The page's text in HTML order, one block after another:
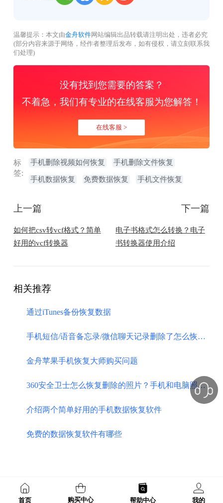
温馨提示：本文由金舟软件网站编辑出品转载请注明出处，违者必究
(部分内容来源于网络，经作者整理后发布，如有侵权，请立刻联系我
们处理)
没有找到您需要的答案？
不着急，我们有专业的在线客服为您解答！
在线客服 >
标
签:
手机删除视频如何恢复 手机删除文件恢复
手机数据恢复 免费数据恢复 手机文件恢复
上一篇
如何把csv转vcf格式？简单
好用的vcf转换器
下一篇
电子书格式怎么转换？电子
书转换器使用介绍
相关推荐
通过iTunes备份恢复数据
手机短信/语音备忘录/微信聊天记录删除了怎么恢复？全程图片指引无废话！
金舟苹果手机恢复大师购买问题
​360安全卫士怎么恢复删除的照片？手机和电脑照片恢复方法
介绍两个简单好用的手机数据恢复软件
免费的数据恢复软件有哪些
首页 购买中心 帮助中心 我的